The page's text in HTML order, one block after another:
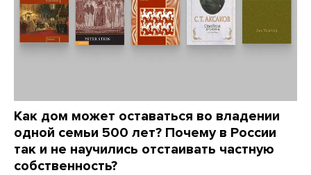
Как дом может оставаться во владении
одной семьи 500 лет? Почему в России
так и не научились отстаивать частную
собственность?